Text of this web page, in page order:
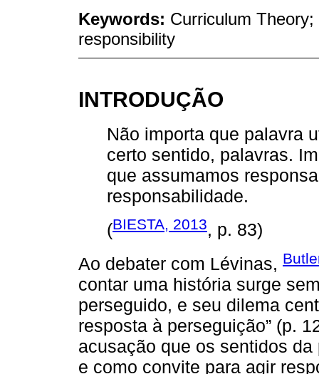
Keywords: Curriculum
responsibility
INTRODUÇÃO
Não importa que palavra
certo sentido, palavras.
que assumamos
responsabilidade.
(BIESTA, 2013, p. 83)
Ao debater com Lévinas,
contar uma história surge
perseguido, e seu dilema
resposta à perseguição” (p.
acusação que os sentidos
e como convite para agir